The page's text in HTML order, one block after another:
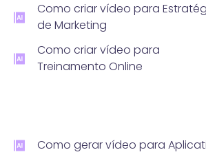
Como criar vídeo para
de Marketing
Como criar vídeo para
Treinamento Online
Como gerar vídeo para